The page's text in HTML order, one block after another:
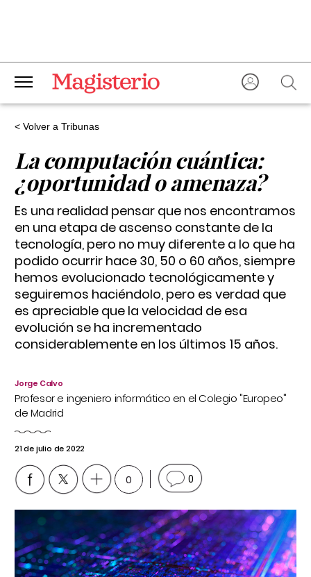
< Volver a Tribunas
La computación cuántica:
¿oportunidad o amenaza?
Es una realidad pensar que nos encontramos
en una etapa de ascenso constante de la
tecnología, pero no muy diferente a lo que ha
podido ocurrir hace 30, 50 o 60 años, siempre
hemos evolucionado tecnológicamente y
seguiremos haciéndolo, pero es verdad que
es apreciable que la velocidad de esa
evolución se ha incrementado
considerablemente en los últimos 15 años.
Jorge Calvo
Profesor e ingeniero informático en el Colegio "Europeo"
de Madrid
21 de julio de 2022
0 0